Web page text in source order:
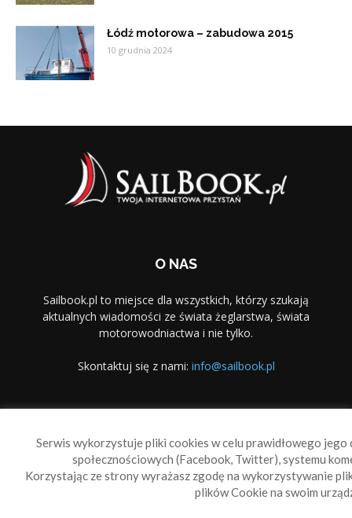
Łódź motorowa – zabudowa 2015
10 grudnia 2024
O NAS
Sailbook.pl to miejsce dla wszystkich, którzy szukają
aktualnych wiadomości ze świata żeglarstwa, świata
motorowodniactwa i nie tylko.
Skontaktuj się z nami: info@sailbook.pl
Serwis wykorzystuje pliki cookies w celu prawidłowego
społecznościowych (Facebook, Twitter), systemu
Korzystając ze strony wyrażasz zgodę na wykorzystywanie
plików Cookie na swoim